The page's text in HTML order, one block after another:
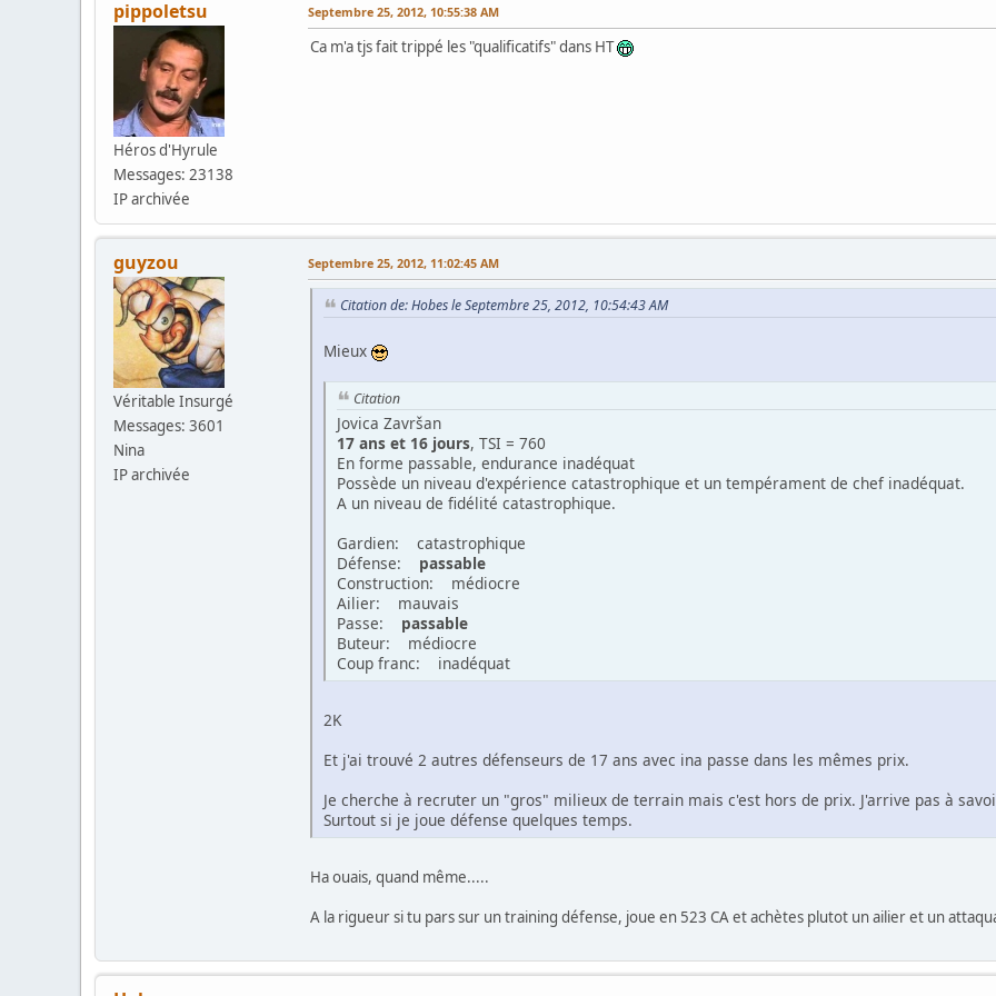
pippoletsu
Héros d'Hyrule
Messages: 23138
IP archivée
Septembre 25, 2012, 10:55:38 AM
Ca m'a tjs fait trippé les "qualificatifs" dans HT
guyzou
Véritable Insurgé
Messages: 3601
Nina
IP archivée
Septembre 25, 2012, 11:02:45 AM
Citation de: Hobes le Septembre 25, 2012, 10:54:43 AM
Mieux
Citation
Jovica Završan
17 ans et 16 jours, TSI = 760
En forme passable, endurance inadéquat
Possède un niveau d'expérience catastrophique et un tempérament de chef inadéquat.
A un niveau de fidélité catastrophique.
Gardien: catastrophique
Défense: passable
Construction: médiocre
Ailier: mauvais
Passe: passable
Buteur: médiocre
Coup franc: inadéquat
2K
Et j'ai trouvé 2 autres défenseurs de 17 ans avec ina passe dans les mêmes prix.
Je cherche à recruter un "gros" milieux de terrain mais c'est hors de prix. J'arrive pas à
Surtout si je joue défense quelques temps.
Ha ouais, quand même.....
A la rigueur si tu pars sur un training défense, joue en 523 CA et achètes plutot un ailier et un